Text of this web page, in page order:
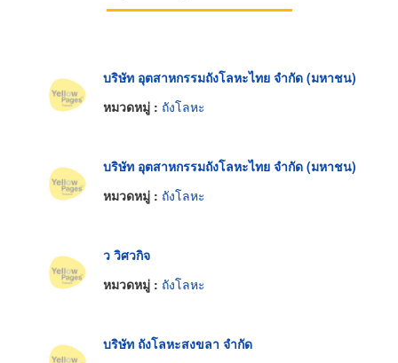
บริษัท อุตสาหกรรมถังโลหะไทย จำกัด (มหาชน)
หมวดหมู่ : ถังโลหะ
บริษัท อุตสาหกรรมถังโลหะไทย จำกัด (มหาชน)
หมวดหมู่ : ถังโลหะ
ว วิศวกิจ
หมวดหมู่ : ถังโลหะ
บริษัท ถังโลหะสงขลา จำกัด